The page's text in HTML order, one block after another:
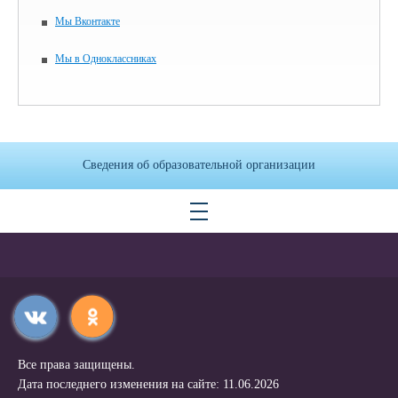
Мы Вконтакте
Мы в Одноклассниках
Сведения об образовательной организации
Все права защищены.
Дата последнего изменения на сайте: 11.06.2026